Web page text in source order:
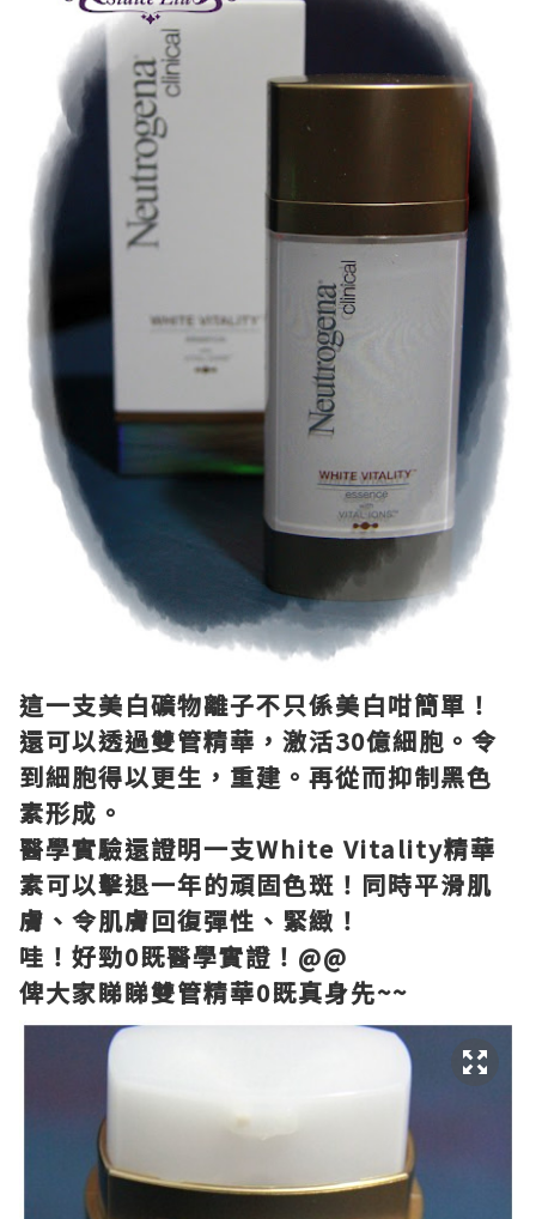
這一支美白礦物離子不只係美白咁簡單！
還可以透過雙管精華，激活30億細胞。令
到細胞得以更生，重建。再從而抑制黑色
素形成。
醫學實驗還證明一支White Vitality精華
素可以擊退一年的頑固色斑！同時平滑肌
膚、令肌膚回復彈性、緊緻！
哇！好勁0既醫學實證！@@
俾大家睇睇雙管精華0既真身先~~